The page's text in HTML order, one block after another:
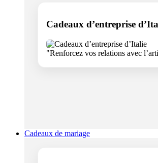
Cadeaux d’entreprise
"Renforcez vos relations avec
Cadeaux de mariage